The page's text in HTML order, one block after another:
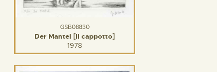
GSB08830
Der Mantel [Il cappotto]
1978